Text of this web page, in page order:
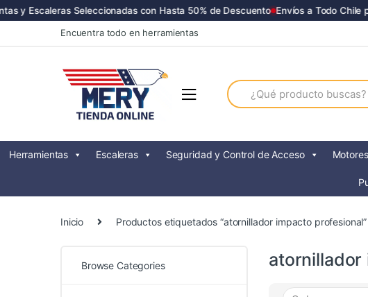
y Escaleras Seleccionadas con Hasta 50% de Descuento Envíos a Todo Chile
to
to
Encuentra todo en herramientas
Search
for:
Herramientas Escaleras Seguridad y Control de Acceso Motores
Inicio Productos etiquetados “atornillador impacto profesional”
atornillador
Browse Categories